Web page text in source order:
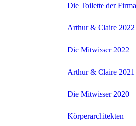
Die Toilette der Firma
Arthur & Claire 2022
Die Mitwisser 2022
Arthur & Claire 2021
Die Mitwisser 2020
Körperarchitekten